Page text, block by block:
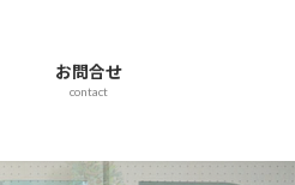
お問合せ
contact